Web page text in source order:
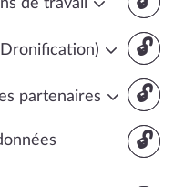
de travail
🔓
🔓
partenaires
🔓